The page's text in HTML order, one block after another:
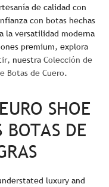
l
a
r
de calidad con
con botas hechas
la versatilidad moderna
premium, explora
, nuestra Colección de
Botas de Cuero.
SHOE
BOTAS DE
luxury and